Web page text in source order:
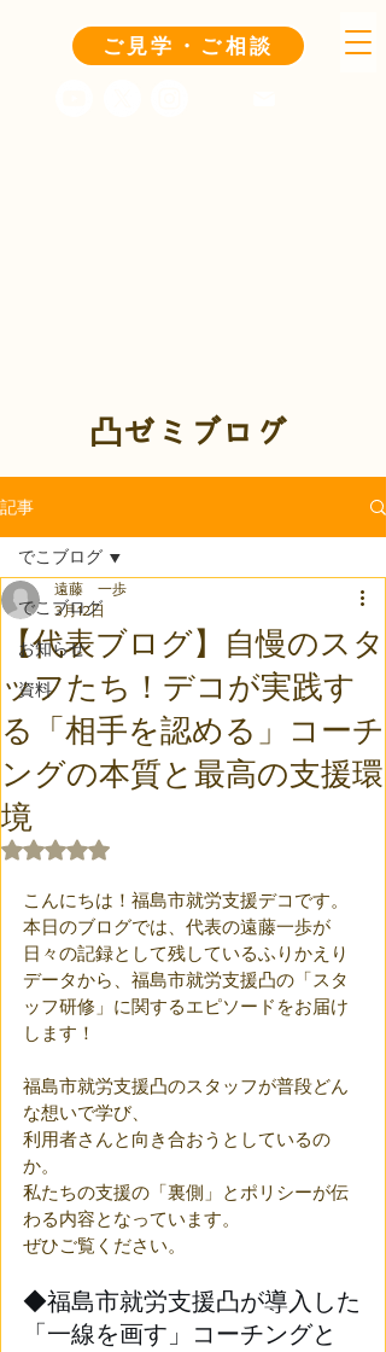
ご見学・ご相談
凸ゼミブログ
記事
でこブログ
お知らせ
資料
でこブログ
【代表ブログ】自慢のスタ
ッフたち！デコが実践す
る「相手を認める」コーチ
ングの本質と最高の支援環
境
遠藤 一歩
3月12日
5つ星のうちNaNと評価されています。
こんにちは！福島市就労支援デコです。
本日のブログでは、代表の遠藤一歩が
日々の記録として残しているふりかえり
データから、福島市就労支援凸の「スタ
ッフ研修」に関するエピソードをお届け
します！
福島市就労支援凸のスタッフが普段どん
な想いで学び、
利用者さんと向き合おうとしているの
か。
私たちの支援の「裏側」とポリシーが伝
わる内容となっています。
ぜひご覧ください。
◆福島市就労支援凸が導入した
「一線を画す」コーチングと